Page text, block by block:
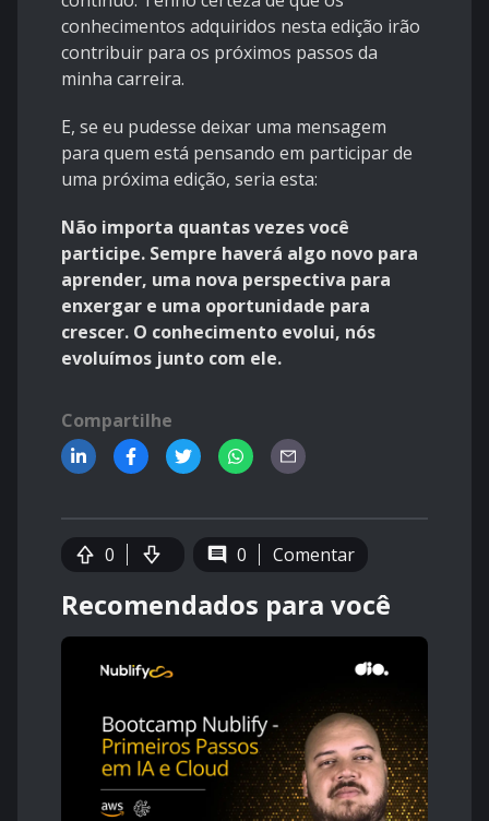
conhecimentos adquiridos nesta edição irão
contribuir para os próximos passos da
minha carreira.
E, se eu pudesse deixar uma mensagem
para quem está pensando em participar de
uma próxima edição, seria esta:
Não importa quantas vezes você
participe. Sempre haverá algo novo para
aprender, uma nova perspectiva para
enxergar e uma oportunidade para
crescer. O conhecimento evolui, nós
evoluímos junto com ele.
Compartilhe
0 0 Comentar
Recomendados para você